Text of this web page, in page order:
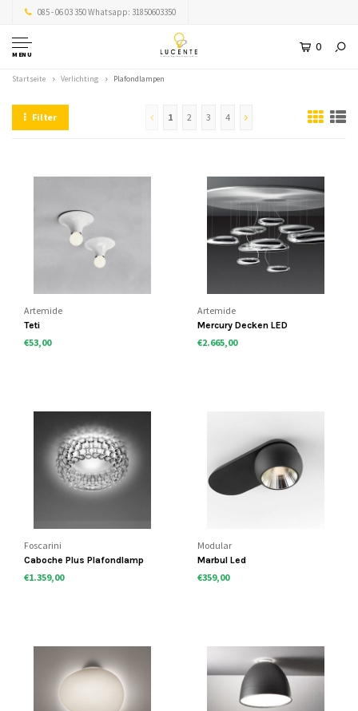
085 - 06 03 350 Whatsapp: 31850603350
MENU
0
Startseite Verlichting Plafondlampen
Filter 1 2 3 4
Artemide
Teti
€53,00
Artemide
Mercury Decken LED
€2.665,00
Foscarini
Caboche Plus Plafondlamp
€1.359,00
Modular
Marbul Led
€359,00